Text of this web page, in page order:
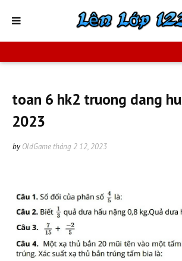
toan 6 hk2 truong dang
2023
by OldGame tháng 2 12, 2023